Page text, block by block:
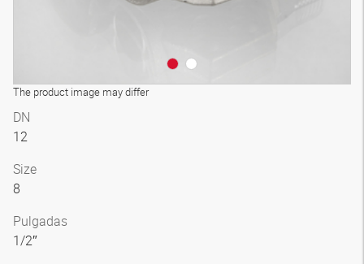
The product image may differ
DN
12
Size
8
Pulgadas
1/2″